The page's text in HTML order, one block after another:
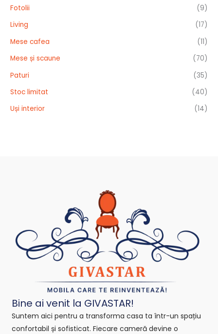
Fotolii
(9)
Living
(17)
Mese cafea
(11)
Mese și scaune
(70)
Paturi
(35)
Stoc limitat
(40)
Uși interior
(14)
Bine ai venit la GIVASTAR!
Suntem aici pentru a transforma casa ta într-un spațiu
confortabil și sofisticat. Fiecare cameră devine o